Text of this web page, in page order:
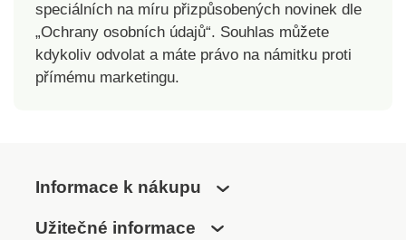
speciálních na míru přizpůsobených novinek dle
„Ochrany osobních údajů“. Souhlas můžete
kdykoliv odvolat a máte právo na námitku proti
přímému marketingu.
Informace k nákupu
Užitečné informace